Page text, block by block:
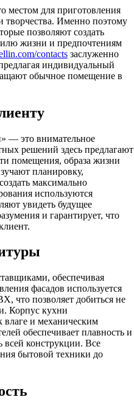
местом для приготовления
Именно поэтому
позволяют создать
жизни и предпочтениям
contacts заслуженно
индивидуальный
обычное помещение в
— это внимательное
решений здесь предлагают
помещения, образа жизни
планировку,
максимально
используются
увидеть будущее
и гарантирует, что
обеспечивая
фасадов используется
позволяет добиться не
Корпус кухни
и механическим
обеспечивает плавность и
всей конструкции. Все
бытовой техники до